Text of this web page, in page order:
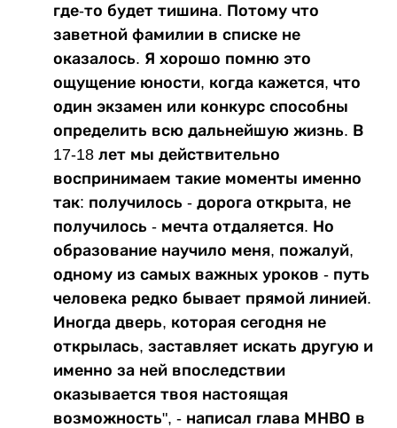
где-то будет тишина. Потому что
заветной фамилии в списке не
оказалось. Я хорошо помню это
ощущение юности, когда кажется, что
один экзамен или конкурс способны
определить всю дальнейшую жизнь. В
17-18 лет мы действительно
воспринимаем такие моменты именно
так: получилось - дорога открыта, не
получилось - мечта отдаляется. Но
образование научило меня, пожалуй,
одному из самых важных уроков - путь
человека редко бывает прямой линией.
Иногда дверь, которая сегодня не
открылась, заставляет искать другую и
именно за ней впоследствии
оказывается твоя настоящая
возможность", - написал глава МНВО в